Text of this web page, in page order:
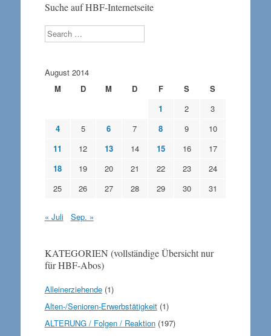
Suche auf HBF-Internetseite
Search
August 2014
M
D M D F S
S
1
2
3
4
5 6 7 8 9
10
11
12 13 14 15 16
17
18
19 20 21 22 23
24
25
26 27 28 29 30 31
« Juli Sep. »
KATEGORIEN (vollständige Übersicht nur
für HBF-Abos)
Alleinerziehende(1)
Alten-/Senioren-Erwerbstätigkeit(1)
ALTERUNG / Folgen / Reaktion(197)